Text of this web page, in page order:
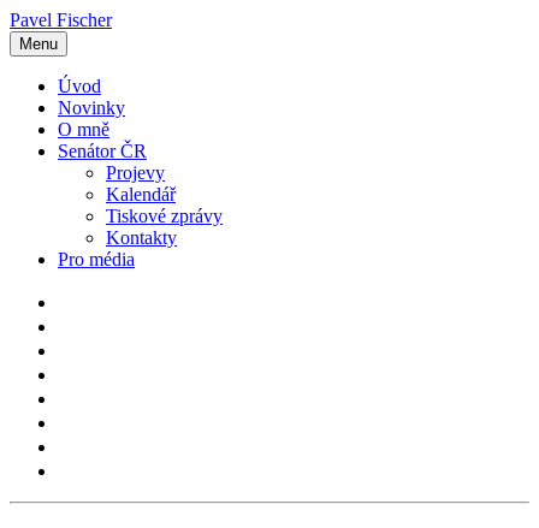
Pavel Fischer
Menu
Úvod
Novinky
O mně
Senátor ČR
Projevy
Kalendář
Tiskové zprávy
Kontakty
Pro média